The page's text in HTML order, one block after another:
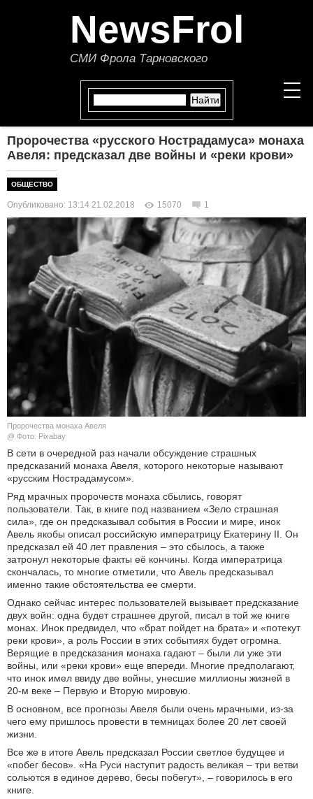
NewsFrol
СМИ Фрола Тарновского
НОВОСТИ
ПОЛИТИКА
ЭКОНОМИКА
В МИРЕ
ОБЩЕСТВО
КУЛЬТУРА
НАУКА
СПОРТ
АВТО И МОТО
ЭГОИЗМ
Пророчества «русского Нострадамуса» монаха
Авеля: предсказал две войны и «реки крови»
ОБЩЕСТВО
Опубликовано: 13:14 21.02.2018 15070 1
Пророчества монаха Авеля
@ Фото: Pixabay
В сети в очередной раз начали обсуждение страшных
предсказаний монаха Авеля, которого некоторые называют
«русским Нострадамусом».
Ряд мрачных пророчеств монаха сбылись, говорят
пользователи. Так, в книге под названием «Зело страшная
сила», где он предсказывал события в России и мире, инок
Авель якобы описал российскую императрицу Екатерину II. Он
предсказал ей 40 лет правления – это сбылось, а также
затронул некоторые факты её кончины. Когда императрица
скончалась, то многие отметили, что Авель предсказывал
именно такие обстоятельства ее смерти.
Однако сейчас интерес пользователей вызывает предсказание
двух войн: одна будет страшнее другой, писал в той же книге
монах. Инок предвидел, что «брат пойдет на брата» и «потекут
реки крови», а роль России в этих событиях будет огромна.
Верящие в предсказания монаха гадают – были ли уже эти
войны, или «реки крови» еще впереди. Многие предполагают,
что инок имел ввиду две войны, унесшие миллионы жизней в
20-м веке ­– Первую и Вторую мировую.
В основном, все прогнозы Авеля были очень мрачными, из-за
чего ему пришлось провести в темницах более 20 лет своей
жизни.
Все же в итоге Авель предсказал России светлое будущее и
«побег бесов». «На Руси наступит радость великая – три ветви
сольются в единое дерево, бесы побегут», – говорилось в его
книге.